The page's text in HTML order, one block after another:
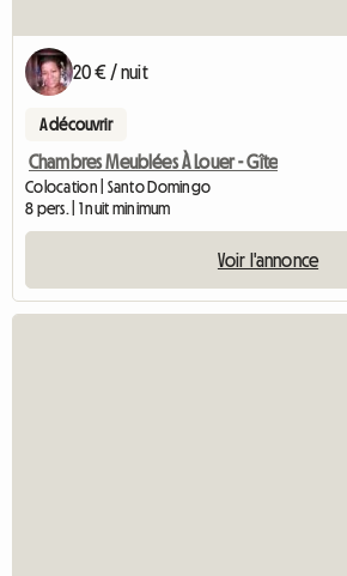
20 € / nuit
A découvrir
Chambres Meublées À Louer - Gîte
Colocation | Santo Domingo
8 pers. | 1 nuit minimum
Voir l'annonce